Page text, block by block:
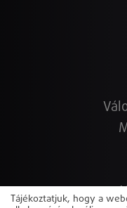
Tájékoztatjuk, hogy a